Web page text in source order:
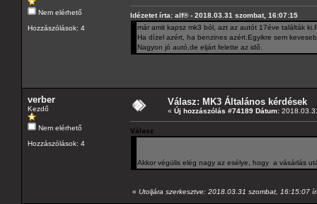
Nem elérhető
Hozzászólások: 4
Idézetet írta: alf® - 2018.03.31 szombat, 16:07:15
már amit kapsz mk3 ból, azt az autót 17éve találták
Ha dízel azért, ha benzines azért.Egyikre sem
Nagyon jó autó,de eljárt felette az idő.
verber
Kezdő
Nem elérhető
Hozzászólások: 4
Válasz: MK3 Általános kérdések
« Új hozzászólás #74189 Dátum:
Válasz
Akkor végülis elég nagy az esélye, hogy a vásárlás
« Utoljára szerkesztve: 2018.03.31 szombat, 16:15:07